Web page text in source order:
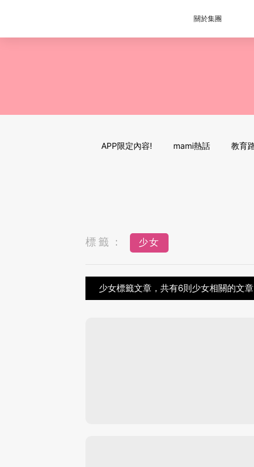
關於集團
APP限定內容! mami熱話 教育
標籤： 少女
少女標籤文章，共有6則少女相關的文章